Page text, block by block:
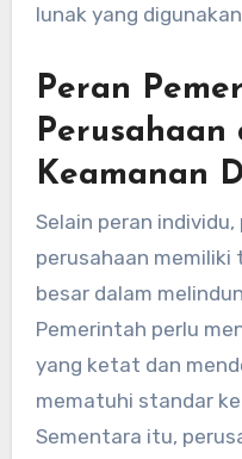
lunak yang
Peran
Perusahaan
Keamanan
Selain peran
perusahaan memiliki
besar dalam
Pemerintah perlu
yang ketat dan
mematuhi standar
Sementara itu,